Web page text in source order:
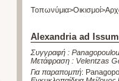
Τοπωνύμια>Οικισμοί>
Alexandria ad Issum
Συγγραφή :
Μετάφραση : Velentzas
Για παραπομπή: